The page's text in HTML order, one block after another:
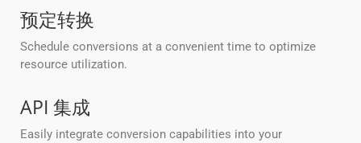
预定转换
Schedule conversions at a convenient time to optimize
resource utilization.
API 集成
Easily integrate conversion capabilities into your